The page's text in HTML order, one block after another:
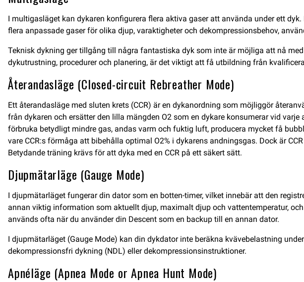
I multigasläget kan dykaren konfigurera flera aktiva gaser att använda under ett
flera anpassade gaser för olika djup, varaktigheter och dekompressionsbehov,
Teknisk dykning ger tillgång till några fantastiska dyk som inte är möjliga att nå
dykutrustning, procedurer och planering, är det viktigt att få utbildning från
Återandasläge (Closed-circuit Rebreather Mode)
Ett återandasläge med sluten krets (CCR) är en dykanordning som möjliggör
från dykaren och ersätter den lilla mängden O2 som en dykare konsumerar vid
förbruka betydligt mindre gas, andas varm och fuktig luft, producera mycket få
vare CCR:s förmåga att bibehålla optimal O2% i dykarens andningsgas. Dock är
Betydande träning krävs för att dyka med en CCR på ett säkert sätt.
Djupmätarläge (Gauge Mode)
I djupmätarläget fungerar din dator som en botten-timer, vilket innebär att den
annan viktig information som aktuellt djup, maximalt djup och vattentemperatur,
används ofta när du använder din Descent som en backup till en annan dator.
I djupmätarläget (Gauge Mode) kan din dykdator inte beräkna kvävebelastning
dekompressionsfri dykning (NDL) eller dekompressionsinstruktioner.
Apnéläge (Apnea Mode or Apnea Hunt Mode)